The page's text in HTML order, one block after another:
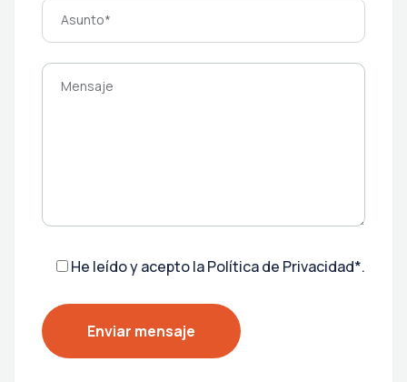
He leído y acepto laPolítica de Privacidad*.